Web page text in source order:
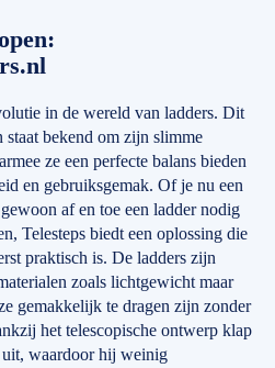
in de wereld van ladders. Dit
bekend om zijn slimme
ze een perfecte balans bieden
en gebruiksgemak. Of je nu een
af en toe een ladder nodig
Telesteps biedt een oplossing die
praktisch is. De ladders zijn
zoals lichtgewicht maar
gemakkelijk te dragen zijn zonder
het telescopische ontwerp klap
uit, waardoor hij weinig